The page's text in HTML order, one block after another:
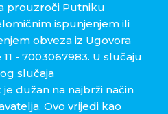
prouzroči Putniku
ispunjenjem ili
obveza iz Ugovora
- 7003067983. U slučaju
slučaja
dužan na najbrži način
Ovo vrijedi kao